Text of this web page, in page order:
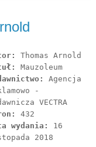
Thomas Arnold
Mauzoleum
Agencja
-
VECTRA
432
wydania: 16
2018